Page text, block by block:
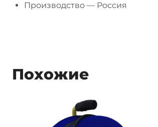
Производство — Россия
Похожие